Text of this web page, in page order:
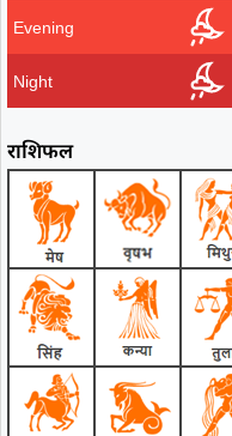
Evening
Night
राशिफल